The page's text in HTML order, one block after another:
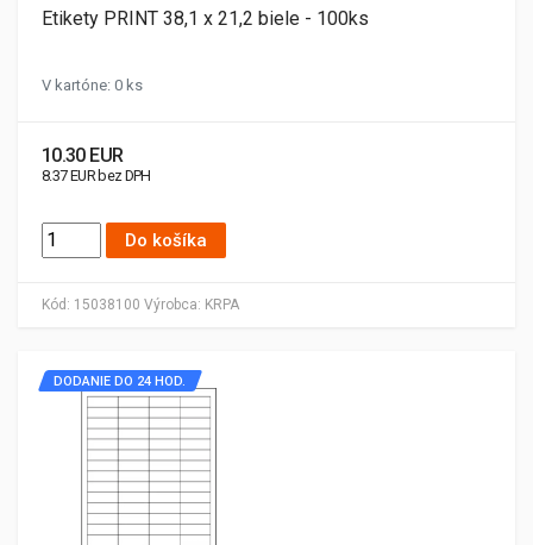
Kód: 15038100 Výrobca: KRPA
Etikety PRINT 38,1 x 21,2 biele - 100ks
V kartóne: 0 ks
10.30 EUR
8.37 EUR bez DPH
Do košíka
DODANIE DO 24 HOD.